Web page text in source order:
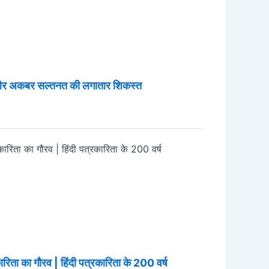
अकबर सल्तनत की लगातार शिकस्त
का गौरव | हिंदी पत्रकारिता के 200 वर्ष